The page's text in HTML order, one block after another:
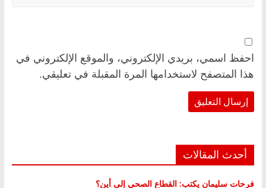
احفظ اسمي، بريدي الإلكتروني، والموقع الإلكتروني في
هذا المتصفح لاستخدامها المرة المقبلة في تعليقي.
أحدث المقالات
فرحات سليمان يكتب: القطاع الصحي إلى أين؟